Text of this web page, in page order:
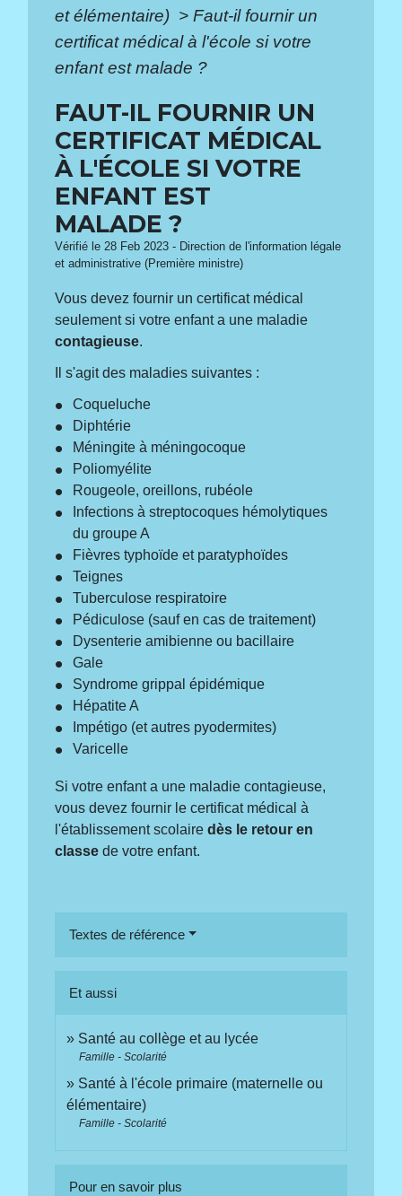
et élémentaire) > Faut-il fournir un
certificat médical à l'école si votre
enfant est malade ?
FAUT-IL FOURNIR UN
CERTIFICAT MÉDICAL
À L'ÉCOLE SI VOTRE
ENFANT EST
MALADE ?
Vérifié le 28 Feb 2023 - Direction de l'information légale
et administrative (Première ministre)
Vous devez fournir un certificat médical
seulement si votre enfant a une maladie
contagieuse.
Il s'agit des maladies suivantes :
Coqueluche
Diphtérie
Méningite à méningocoque
Poliomyélite
Rougeole, oreillons, rubéole
Infections à streptocoques hémolytiques
du groupe A
Fièvres typhoïde et paratyphoïdes
Teignes
Tuberculose respiratoire
Pédiculose (sauf en cas de traitement)
Dysenterie amibienne ou bacillaire
Gale
Syndrome grippal épidémique
Hépatite A
Impétigo (et autres pyodermites)
Varicelle
Si votre enfant a une maladie contagieuse,
vous devez fournir le certificat médical à
l'établissement scolairedès le retour en
classe de votre enfant.
Textes de référence
Et aussi
Santé au collège et au lycée
Famille - Scolarité
Santé à l'école primaire (maternelle ou
élémentaire)
Famille - Scolarité
Pour en savoir plus